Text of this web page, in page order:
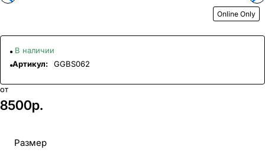
Online Only
от
8500р.
В наличии
Артикул:
GGBS062
Размер